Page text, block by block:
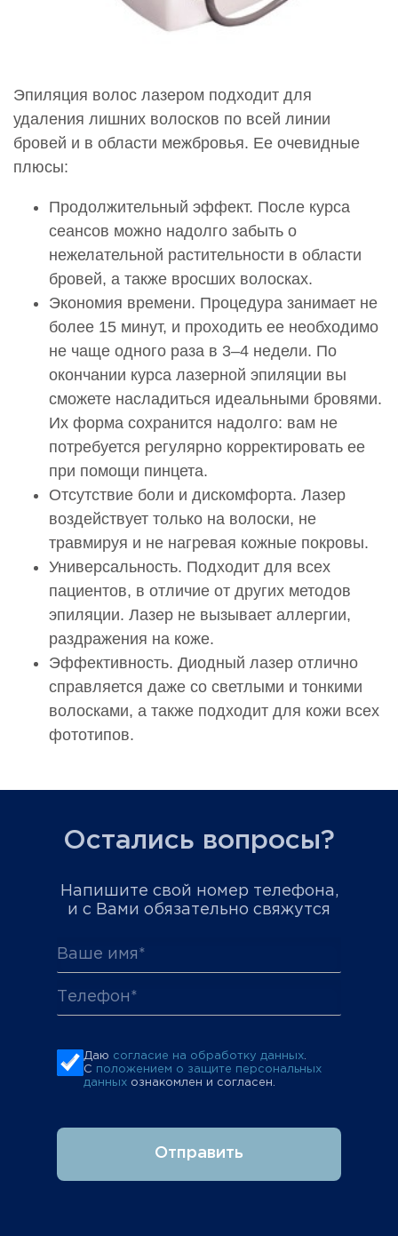
Эпиляция волос лазером подходит для
удаления лишних волосков по всей линии
бровей и в области межбровья. Ее очевидные
плюсы:
Продолжительный эффект. После курса
сеансов можно надолго забыть о
нежелательной растительности в области
бровей, а также вросших волосках.
Экономия времени. Процедура занимает не
более 15 минут, и проходить ее необходимо
не чаще одного раза в 3–4 недели. По
окончании курса лазерной эпиляции вы
сможете насладиться идеальными бровями.
Их форма сохранится надолго: вам не
потребуется регулярно корректировать ее
при помощи пинцета.
Отсутствие боли и дискомфорта. Лазер
воздействует только на волоски, не
травмируя и не нагревая кожные покровы.
Универсальность. Подходит для всех
пациентов, в отличие от других методов
эпиляции. Лазер не вызывает аллергии,
раздражения на коже.
Эффективность. Диодный лазер отлично
справляется даже со светлыми и тонкими
волосками, а также подходит для кожи всех
фототипов.
Остались вопросы?
Напишите свой номер телефона,
и с Вами обязательно свяжутся
Даю согласие на обработку данных
С положением о защите персональных
данных ознакомлен и согласен.
Отправить